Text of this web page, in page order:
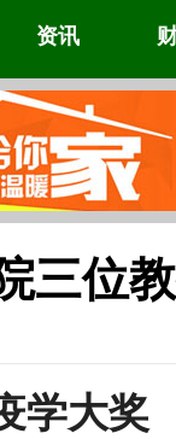
资讯
三位
学大奖